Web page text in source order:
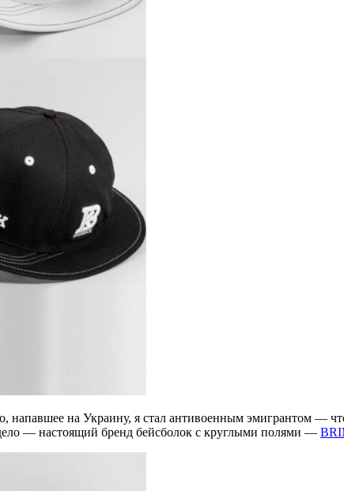
напавшее на Украину, я стал антивоенным эмигрантом —
— настоящий бренд бейсболок с круглыми полями —